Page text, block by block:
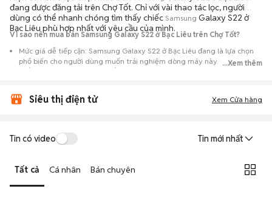
đang được đăng tải trên Chợ Tốt. Chỉ với vài thao tác lọc, người
dùng có thể nhanh chóng tìm thấy chiếc Samsung Galaxy S22 ở
Bạc Liêu phù hợp nhất với yêu cầu của mình.
Vì sao nên mua bán Samsung Galaxy S22 ở Bạc Liêu trên Chợ Tốt?
Mức giá dễ tiếp cận: Samsung Galaxy S22 ở Bạc Liêu đang là lựa chọn
phổ biến cho người dùng muốn trải nghiệm dòng máy này với chi phí
thấp hơn so với khi mới ra mắt.
Liêu từ nhiều cá nhân muốn lên đời máy, mang đến đa dạng sự lựa chọn
về tình trạng bảo hành, hình thức máy và màu sắc.
đánh giá chính xác hiệu năng thực tế của máy so với mô tả trên
Mua bán linh hoạt: Hai bên có thể chủ động thỏa thuận giá cả và
địa điểm giao nhận, chốt giao dịch nhanh chóng khi đạt được
...Xem thêm
Siêu thị điện tử Xem Cửa hàng
Tin có video Tin mới nhất
Tất cả Cá nhân Bán chuyên